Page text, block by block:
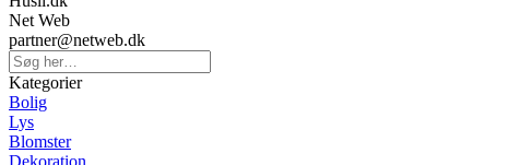
Net Web
partner@netweb.dk
Kategorier
Bolig
Lys
Blomster